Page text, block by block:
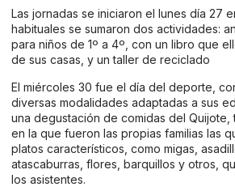
Las jornadas se iniciaron el lunes día 27
habituales se sumaron dos actividades:
para niños de 1º a 4º, con un libro que
de sus casas, y un taller de reciclado
El miércoles 30 fue el día del deporte,
diversas modalidades adaptadas a sus
una degustación de comidas del Quijote,
en la que fueron las propias familias las
platos característicos, como migas,
atascaburras, flores, barquillos y otros,
los asistentes.